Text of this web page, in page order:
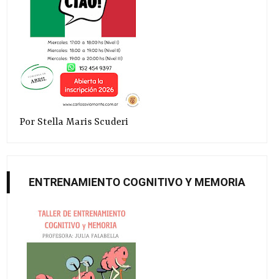
Por Stella Maris Scuderi
ENTRENAMIENTO COGNITIVO Y MEMORIA